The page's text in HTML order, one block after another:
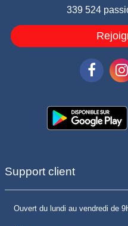
339 524
Support client
Ouvert du lundi au vendredi de